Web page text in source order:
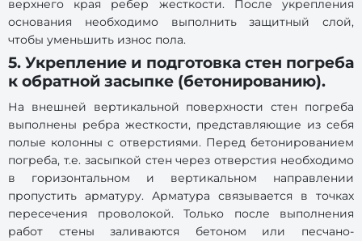
верхнего края ребер жесткости. После укрепления
основания необходимо выполнить защитный слой,
чтобы уменьшить износ пола.
5. Укрепление и подготовка стен погреба
к обратной засыпке (бетонированию).
На внешней вертикальной поверхности стен погреба
выполнены ребра жесткости, представляющие из себя
полые колонны с отверстиями. Перед бетонированием
погреба, т.е. засыпкой стен через отверстия необходимо
в горизонтальном и вертикальном направлении
пропустить арматуру. Арматура связывается в точках
пересечения проволокой. Только после выполнения
работ стены заливаются бетоном или песчано-